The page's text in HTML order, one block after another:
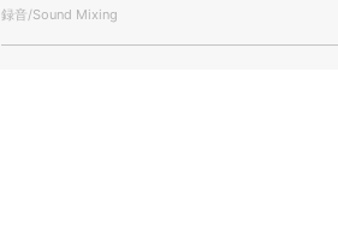
録音/Sound Mixing